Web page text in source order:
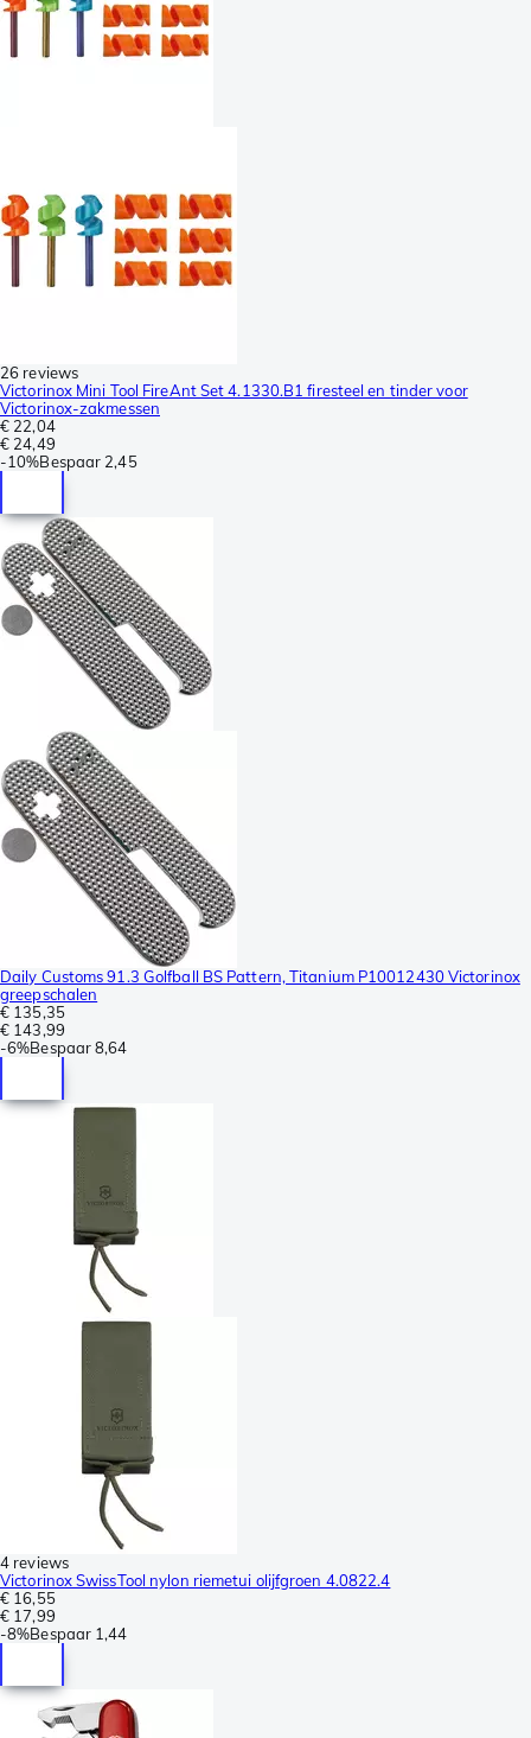
26 reviews
Victorinox Mini Tool FireAnt Set 4.1330.B1 firesteel en tinder voor
Victorinox-zakmessen
€ 22,04
€ 24,49
-10%Bespaar 2,45
Daily Customs 91.3 Golfball BS Pattern, Titanium P10012430 Victorinox
greepschalen
€ 135,35
€ 143,99
-6%Bespaar8,64
4 reviews
Victorinox SwissTool nylon riemetui olijfgroen 4.0822.4
€ 16,55
€ 17,99
-8%Bespaar 1,44